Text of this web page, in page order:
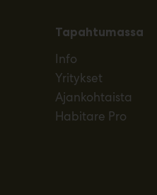
Tapahtumassa
Info
Yritykset
Ajankohtaista
Habitare Pro